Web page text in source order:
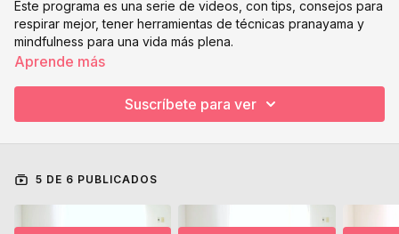
Este programa es una serie de videos, con tips, consejos para
respirar mejor, tener herramientas de técnicas pranayama y
mindfulness para una vida más plena.
La mayoría están basado en el libro "El arte de respirar " de
conocimientos atrás de la practica de yoga.
Aprende más
Suscríbete para ver
5 DE 6 PUBLICADOS